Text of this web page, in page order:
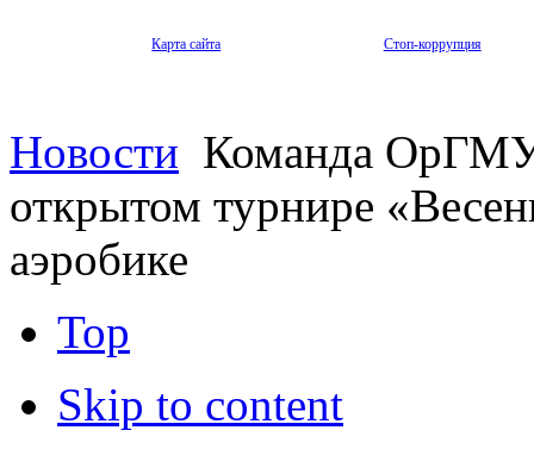
Карта сайта Стоп-коррупция
Новости Команда ОрГМУ
открытом турнире
аэробике
Top
Skip to content